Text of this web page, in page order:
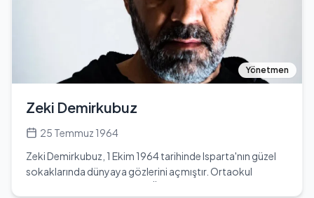
getirmiştir. Kübra'nın boyu 1.72 cm, kilosu ise 54'tür.
Sporun yanı sıra akademik kariyerine de önem veren
Kübra, gelecekte hem sporcu hem de akademisyen
olarak başarılı bir kariyer hedeflemektedir.
Yönetmen
Zeki Demirkubuz
25 Temmuz 1964
Zeki Demirkubuz, 1 Ekim 1964 tarihinde Isparta'nın güzel
sokaklarında dünyaya gözlerini açmıştır. Ortaokul